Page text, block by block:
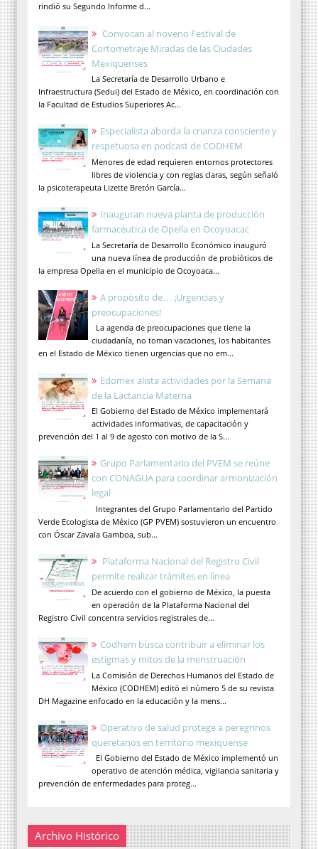
rindió su Segundo Informe d...
Convocan al noveno Festival de
Cortometraje Miradas de las Ciudades
Mexiquenses
La Secretaría de Desarrollo Urbano e
Infraestructura (Sedui) del Estado de México, en coordinación con
la Facultad de Estudios Superiores Ac...
Especialista aborda la crianza consciente y
respetuosa en podcast de CODHEM
Menores de edad requieren entornos protectores
libres de violencia y con reglas claras, según señaló
la psicoterapeuta Lizette Bretón García...
Inauguran nueva planta de producción
farmacéutica de Opella en Ocoyoacac
La Secretaría de Desarrollo Económico inauguró
una nueva línea de producción de probióticos de
la empresa Opella en el municipio de Ocoyoaca...
A propósito de… ¡Urgencias y
preocupaciones!
La agenda de preocupaciones que tiene la
ciudadanía, no toman vacaciones, los habitantes
en el Estado de México tienen urgencias que no em...
Edomex alista actividades por la Semana
de la Lactancia Materna
El Gobierno del Estado de México implementará
actividades informativas, de capacitación y
prevención del 1 al 9 de agosto con motivo de la S...
Grupo Parlamentario del PVEM se reúne
con CONAGUA para coordinar armonización
legal
Integrantes del Grupo Parlamentario del Partido
Verde Ecologista de México (GP PVEM) sostuvieron un encuentro
con Óscar Zavala Gamboa, sub...
Plataforma Nacional del Registro Civil
permite realizar trámites en línea
De acuerdo con el gobierno de México, la puesta
en operación de la Plataforma Nacional del
Registro Civil concentra servicios registrales de...
Codhem busca contribuir a eliminar los
estigmas y mitos de la menstruación
La Comisión de Derechos Humanos del Estado de
México (CODHEM) editó el número 5 de su revista
DH Magazine enfocado en la educación y la mens...
Operativo de salud protege a peregrinos
queretanos en territorio mexiquense
El Gobierno del Estado de México implementó un
operativo de atención médica, vigilancia sanitaria y
prevención de enfermedades para proteg...
Archivo Histórico